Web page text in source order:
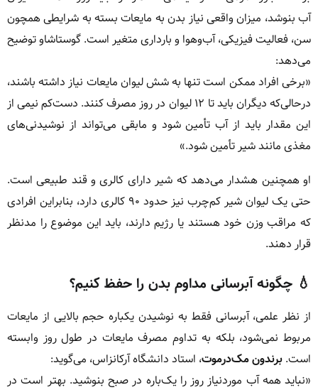
آب بنوشد، میزان واقعی نیاز بدن به مایعات بسته به شرایطی همچون
سن، فعالیت فیزیکی، آب‌وهوا و بارداری متغیر است. گوستاشاو توضیح
می‌دهد:
«برخی افراد ممکن است تنها به شش لیوان مایعات نیاز داشته باشند،
درحالی‌که دیگران باید تا ۱۲ لیوان در روز مصرف کنند. دست‌کم نیمی از
این مقدار باید از آب تأمین شود و مابقی می‌تواند از نوشیدنی‌های
مغذی مانند شیر تأمین شود.»
او همچنین هشدار می‌دهد که شیر دارای کالری و قند طبیعی است.
حتی یک لیوان شیر کم‌چرب نیز حدود ۹۰ کالری دارد، بنابراین افرادی
که مراقب وزن خود هستند یا رژیم دارند، باید این موضوع را مدنظر
قرار دهند.
💧 چگونه آبرسانی مداوم بدن را حفظ کنیم؟
از نظر علمی، آبرسانی فقط به نوشیدن یکباره حجم بالایی از مایعات
مربوط نمی‌شود، بلکه به تداوم مصرف مایعات در طول روز وابسته
است. برندون مک‌درموت، استاد دانشگاه آرکانزاس، می‌گوید:
«نباید همه آب موردنیاز روز را یک‌باره در صبح بنوشید. بهتر است در